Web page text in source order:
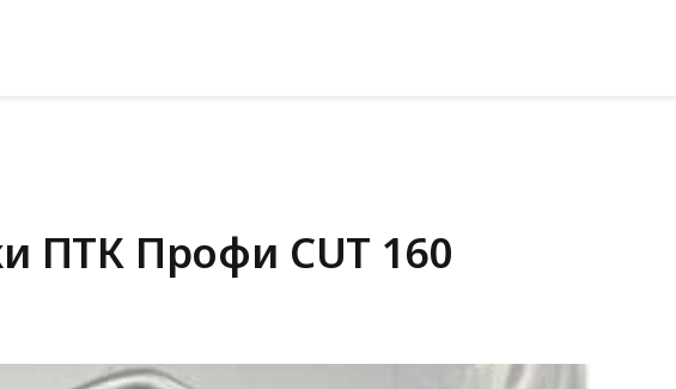
ПТК Профи CUT 160